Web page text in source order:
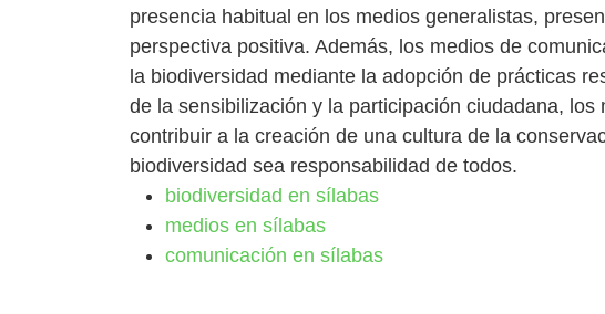
presencia habitual en los medios generalistas,
perspectiva positiva. Además, los medios de
la biodiversidad mediante la adopción de prácticas
de la sensibilización y la participación ciudadana,
contribuir a la creación de una cultura de la
biodiversidad sea responsabilidad de todos.
biodiversidad en sílabas
medios en sílabas
comunicación en sílabas